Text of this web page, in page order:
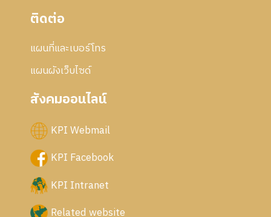
ติดต่อ
แผนที่และเบอร์โทร
แผนผังเว็บไซด์
สังคมออนไลน์
KPI Webmail
KPI Facebook
KPI Intranet
Related website